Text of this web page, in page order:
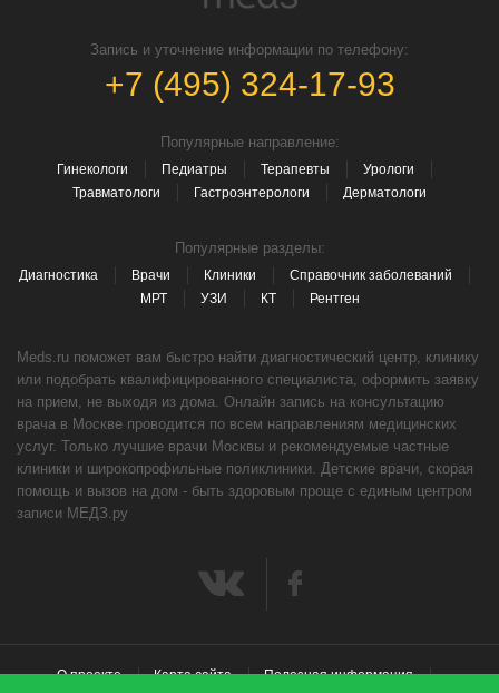
Запись и уточнение информации по телефону:
+7 (495) 324-17-93
Популярные направление:
Гинекологи Педиатры Терапевты
Урологи
Травматологи
Гастроэнтерологи Дерматологи
Популярные разделы:
Диагностика Врачи Клиники
Справочник заболеваний
МРТ
УЗИ КТ Рентген
Meds.ru поможет вам быстро найти диагностический центр, клинику
или подобрать квалифицированного специалиста, оформить заявку
на прием, не выходя из дома. Онлайн запись на консультацию
врача в Москве проводится по всем направлениям медицинских
услуг. Только лучшие врачи Москвы и рекомендуемые частные
клиники и широкопрофильные поликлиники. Детские врачи, скорая
помощь и вызов на дом - быть здоровым проще с единым центром
записи МЕДЗ.ру
О проекте Карта сайта
Полезная информация